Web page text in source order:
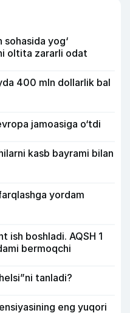
yog‘
oltita zararli odat
400 mln dollarlik bal
jamoasiga o‘tdi
kasb bayrami bilan
yordam
ish boshladi. AQSH 1
bermoqchi
tanladi?
eng yuqori